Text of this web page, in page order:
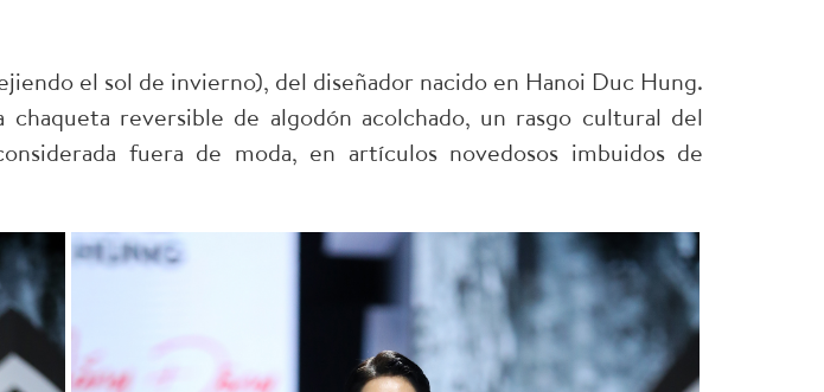
el sol de invierno), del diseñador nacido en Hanoi Duc Hung.
reversible de algodón acolchado, un rasgo cultural del
fuera de moda, en artículos novedosos imbuidos de